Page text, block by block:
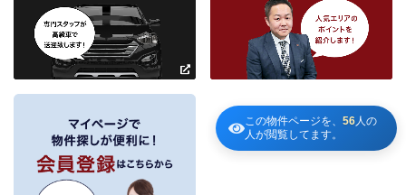
この物件ページを、 56人の
人が閲覧してます。
約後の管理・アフターサービス実施のため利用します。
当社は、当社の他の不動産物件におけるサービスの紹介並びにお客様にとって
有用と思われる当社提携先の商品・サービス等を紹介するためのダイレクトメ
ールの発送等のために、お宮様の個人情報のうち住所、氏名、電話番号、メー
ルアドレスの情報を利用させていただきます。このための利用は、お客様から
の申し出により取り止めます。
３．個人情報の第三者への提供
当社が保有する個人情報は、お客様との契約の履行、賃貸取引にあっては契約管
理、売買取引にあっては契約後の管理・アフターサービスの実施のため、業務の
内容に応じて、氏名、住所、電話番号、生年月日、不動産物件情報、成約情報
を、書面、郵便物、電話、インターネット、電子メール、広告媒体等で次の 1.～